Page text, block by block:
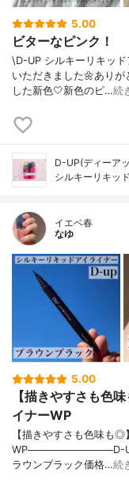
5.00
ビターなピンク！
\D-UP シルキーリキッ
いただきました🌼ありが
した新色🤍新色のピ…続
D-UP(ディーア
シルキーリキッ
イエベ春
なゆ
5.00
【描きやすさも色
イナーWP
【描きやすさも色味も
WP────────────D-
ラウンブラック価格…続